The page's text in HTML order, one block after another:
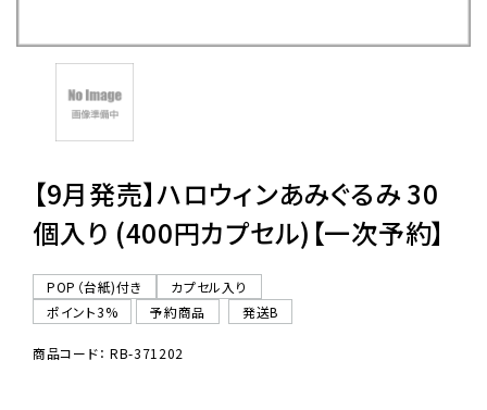
06-6282-7659
【9月発売】ハロウィンあみぐるみ 30
個入り (400円カプセル)【一次予約】
POP（台紙)付き
カプセル入り
ポイント3%
予約商品 発送B
商品コード： RB-371202